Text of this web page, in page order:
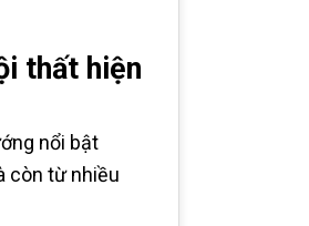
thất hiện
nổi bật
còn từ nhiều